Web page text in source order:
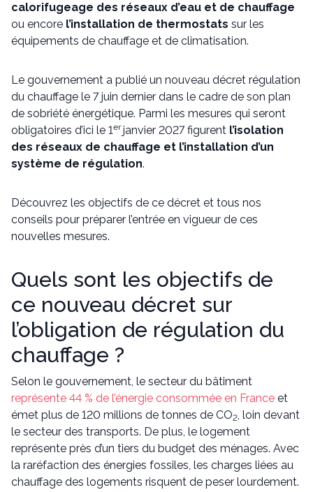
calorifugeage des réseaux d’eau et de chauffage
ou encore l’installation de thermostats sur les
équipements de chauffage et de climatisation.
Le gouvernement a publié un nouveau décret régulation
du chauffage le 7 juin dernier dans le cadre de son plan
de sobriété énergétique. Parmi les mesures qui seront
obligatoires d’ici le 1erjanvier 2027 figurent l’isolation
des réseaux de chauffage et l’installation d’un
système de régulation.
Découvrez les objectifs de ce décret et tous nos
conseils pour préparer l’entrée en vigueur de ces
nouvelles mesures.
Quels sont les objectifs de
ce nouveau décret sur
l’obligation de régulation du
chauffage ?
Selon le gouvernement, le secteur du bâtiment
représente 44 % de l’énergie consommée en France et
émet plus de 120 millions de tonnes de CO2, loin devant
le secteur des transports. De plus, le logement
représente près d’un tiers du budget des ménages. Avec
la raréfaction des énergies fossiles, les charges liées au
chauffage des logements risquent de peser lourdement.